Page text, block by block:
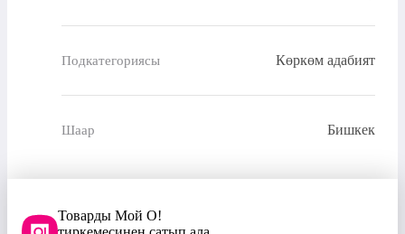
Подкатегориясы Көркөм адабият
Шаар Бишкек
Товарды Мой О!